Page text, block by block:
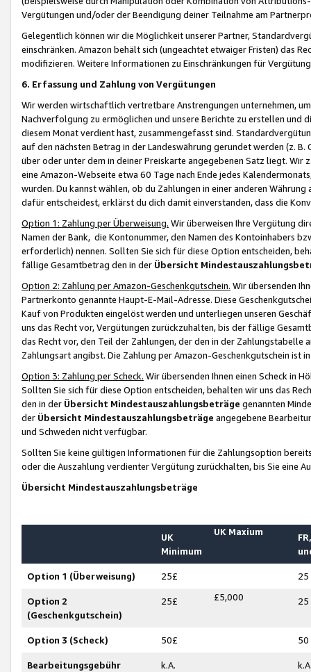
Vergütungen und/oder der Beendigung deiner Teilnahme am
Gelegentlich können wir die Möglichkeit unserer Partner,
einschränken. Amazon behält sich (ungeachtet etwaiger Fristen) das
modifizieren. Weitere Informationen zu Einschränkungen für
6. Erfassung und Zahlung von Vergütungen
Wir werden wirtschaftlich vertretbare Anstrengungen unternehmen,
Nachverfolgung zu ermöglichen und unsere Berichte zu erstellen und
diesem Monat verdient hast, zusammengefasst sind.
auf den nächsten Betrag in der Landeswährung gerundet werden (z.
über oder unter dem in deiner Preiskarte angegebenen Satz liegt.
eine Amazon-Webseite etwa 60 Tage nach Ende jedes
wurden. Du kannst wählen, ob du Zahlungen in einer anderen
dafür entscheidest, erklärst du dich damit einverstanden, dass die
Option 1: Zahlung per Überweisung. Wir überweisen Ihre Vergütung
Namen der Bank, die Kontonummer, den Namen des Kontoinhabers
erforderlich) nennen. Sollten Sie sich für diese Option entscheiden,
fällige Gesamtbetrag den in der Übersicht
Option 2: Zahlung per Amazon-Geschenkgutschein. Wir übersenden
Partnerkonto genannte Haupt-E-Mail-Adresse. Diese
Kauf von Produkten eingelöst werden und unterliegen unseren
uns das Recht vor, Vergütungen zurückzuhalten, bis der fällige
das Recht vor, den Teil der Zahlungen, der den in der
Zahlungsart angibst. Die Zahlung per Amazon-Geschenkgutschein ist
Option 3: Zahlung per Scheck. Wir übersenden Ihnen einen Scheck in
Sollten Sie sich für diese Option entscheiden, behalten wir uns das
den in der Übersicht Mindestauszahlungsbeträge genannten
der Übersicht Mindestauszahlungsbeträge angegebene
und Schweden nicht verfügbar.
Sollten Sie keine gültigen Informationen für die Zahlungsoption
oder die Auszahlung verdienter Vergütung zurückhalten, bis Sie
Übersicht Mindestauszahlungsbeträge
UK
Minimum
UK Maxium
Option 1 (Überweisung) 25£ 25
Option 2
(Geschenkgutschein)
25£ £5,000 25
Option 3 (Scheck) 50£ 50
Bearbeitungsgebühr
k.A.